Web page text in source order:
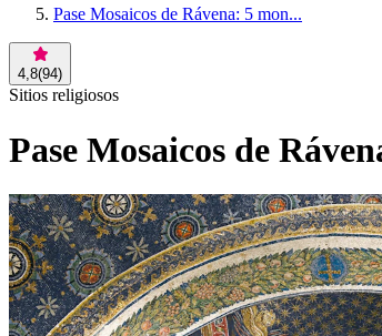
Pase Mosaicos de Rávena: 5 mon...
4,8(94)
Sitios religiosos
Pase Mosaicos de